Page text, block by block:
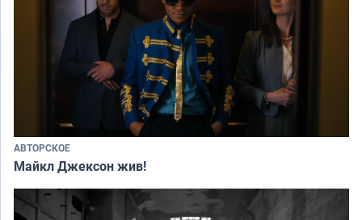
АВТОРСКОЕ
Майкл Джексон жив!